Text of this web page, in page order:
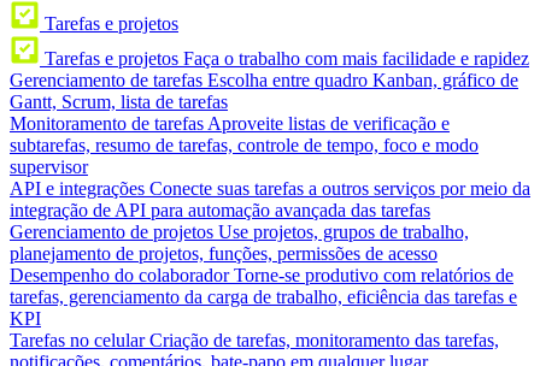
Tarefas e projetos
Tarefas e projetos Faça o trabalho com mais facilidade e rapidez
Gerenciamento de tarefas Escolha entre quadro Kanban, gráfico de
Gantt, Scrum, lista de tarefas
Monitoramento de tarefas Aproveite listas de verificação e
subtarefas, resumo de tarefas, controle de tempo, foco e modo
supervisor
API e integrações Conecte suas tarefas a outros serviços por meio da
integração de API para automação avançada das tarefas
Gerenciamento de projetos Use projetos, grupos de trabalho,
planejamento de projetos, funções, permissões de acesso
Desempenho do colaborador Torne-se produtivo com relatórios de
tarefas, gerenciamento da carga de trabalho, eficiência das tarefas e
KPI
Tarefas no celular Criação de tarefas, monitoramento das tarefas,
notificações, comentários, bate-papo em qualquer lugar